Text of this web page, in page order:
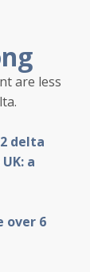
are less
delta
a
over 6